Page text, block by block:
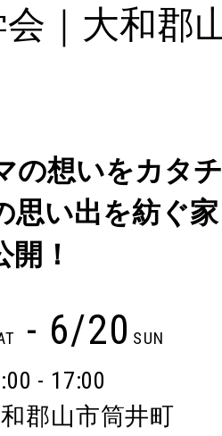
｜大和郡
の想いをカタ
思い出を紡ぐ
開！
- 6/20 SUN
- 17:00
郡山市筒井町